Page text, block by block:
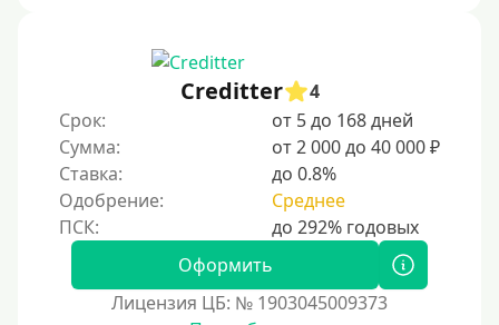
Creditter
4
Срок:
от 5 до 168 дней
Сумма:
от 2 000 до 40 000 ₽
Ставка:
до 0.8%
Одобрение:
Среднее
Оформить
Лицензия ЦБ: № 1903045009373